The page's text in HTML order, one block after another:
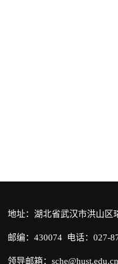
地址：湖北省武汉市洪山区
邮编：430074 电话：027-
领导邮箱：sche@hust.edu.cn